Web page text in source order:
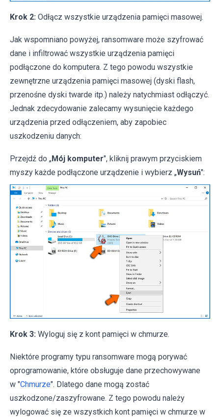
Krok 2: Odłącz wszystkie urządzenia pamięci masowej.
Jak wspomniano powyżej, ransomware może szyfrować
dane i infiltrować wszystkie urządzenia pamięci
podłączone do komputera. Z tego powodu wszystkie
zewnętrzne urządzenia pamięci masowej (dyski flash,
przenośne dyski twarde itp.) należy natychmiast odłączyć.
Jednak zdecydowanie zalecamy wysunięcie każdego
urządzenia przed odłączeniem, aby zapobiec
uszkodzeniu danych:
Przejdź do „Mój komputer", kliknij prawym przyciskiem
myszy każde podłączone urządzenie i wybierz „Wysuń":
Krok 3: Wyloguj się z kont pamięci w chmurze.
Niektóre programy typu ransomware mogą porywać
oprogramowanie, które obsługuje dane przechowywane
w "Chmurze". Dlatego dane mogą zostać
uszkodzone/zaszyfrowane. Z tego powodu należy
wylogować się ze wszystkich kont pamięci w chmurze w